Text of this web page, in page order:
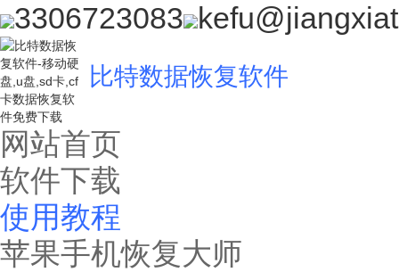
3306723083
比特数据恢复软件
网站首页
软件下载
使用教程
苹果手机恢复大师